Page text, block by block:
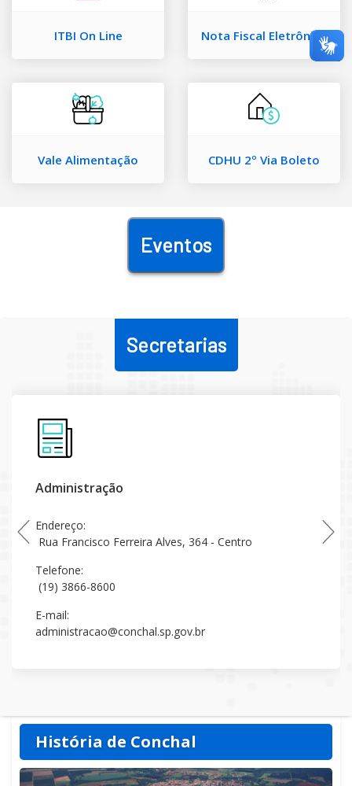
ITBI On Line Nota Fiscal Eletrônica
Vale Alimentação CDHU 2º Via Boleto
Eventos
Secretarias
Administração
Endereço:
Rua Francisco Ferreira Alves, 364 - Centro
Telefone:
(19) 3866-8600
E-mail:
administracao@conchal.sp.gov.br
História de Conchal